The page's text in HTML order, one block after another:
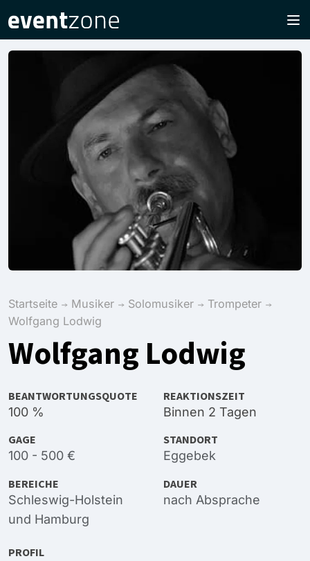
Startseite Musiker Solomusiker
Trompeter
Wolfgang Lodwig
Wolfgang Lodwig
BEANTWORTUNGSQUOTE
100 %
REAKTIONSZEIT
Binnen 2 Tagen
GAGE
100 - 500 €
STANDORT
Eggebek
BEREICHE
Schleswig-Holstein
und Hamburg
DAUER
nach Absprache
PROFIL